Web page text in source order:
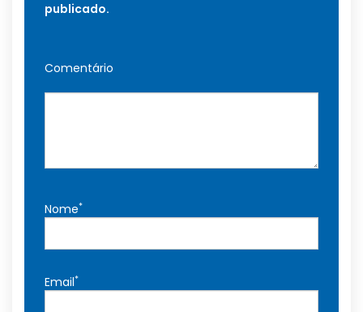
publicado.
Comentário
Nome*
Email*